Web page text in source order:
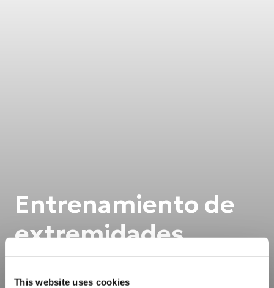
This website uses cookies
Entrenamiento de
extremidades
superiores